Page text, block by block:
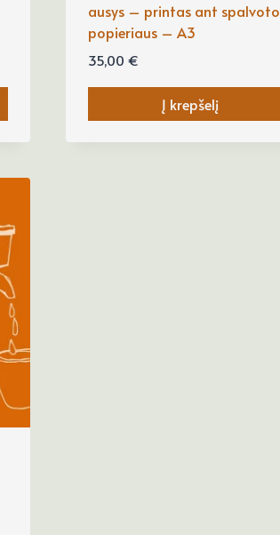
ausys – printas ant spalvoto
popieriaus – A3
35,00 €
Į krepšelį